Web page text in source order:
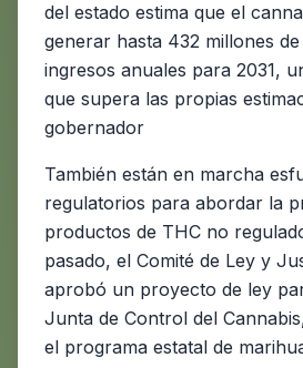
del estado estima que el
generar hasta 432 millones
ingresos anuales para 2031,
que supera las propias
gobernador
También están en marcha
regulatorios para abordar la
productos de THC no
pasado, el Comité de Ley y
aprobó un proyecto de ley
Junta de Control del
el programa estatal de